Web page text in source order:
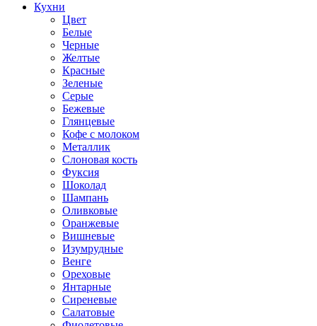
Кухни
Цвет
Белые
Черные
Желтые
Красные
Зеленые
Серые
Бежевые
Глянцевые
Кофе с молоком
Металлик
Слоновая кость
Фуксия
Шоколад
Шампань
Оливковые
Оранжевые
Вишневые
Изумрудные
Венге
Ореховые
Янтарные
Сиреневые
Салатовые